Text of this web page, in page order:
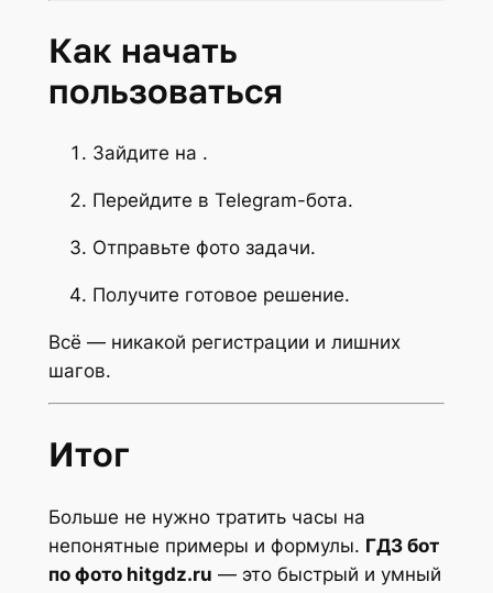
Как начать
пользоваться
Зайдите на .
Перейдите в Telegram-бота.
Отправьте фото задачи.
Получите готовое решение.
Всё — никакой регистрации и лишних
шагов.
Итог
Больше не нужно тратить часы на
непонятные примеры и формулы. ГДЗ бот
по фото hitgdz.ru — это быстрый и умный